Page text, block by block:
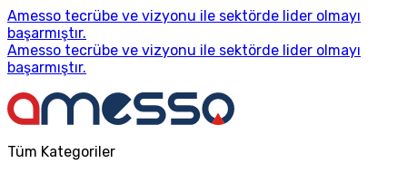
Amesso tecrübe ve vizyonu ile sektörde lider olmayı
başarmıştır.
Amesso tecrübe ve vizyonu ile sektörde lider olmayı
başarmıştır.
Tüm Kategoriler